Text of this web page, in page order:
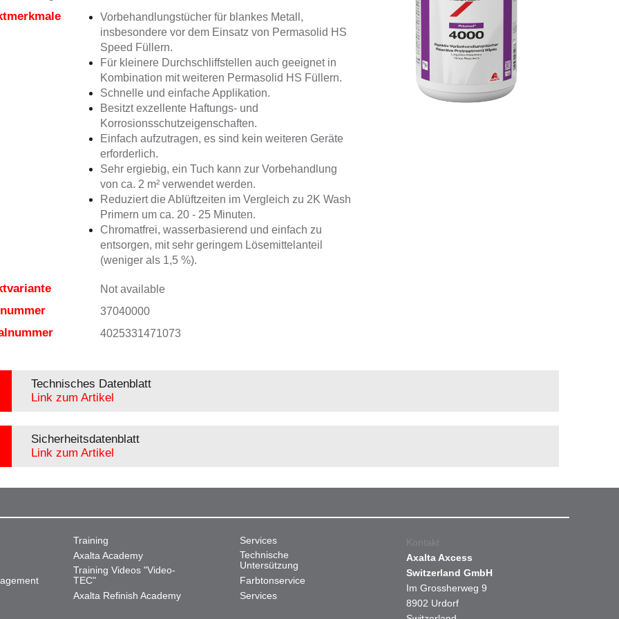
Vorbehandlungstücher für blankes Metall,
insbesondere vor dem Einsatz von Permasolid HS
Speed Füllern.
Für kleinere Durchschliffstellen auch geeignet in
Kombination mit weiteren Permasolid HS Füllern.
Schnelle und einfache Applikation.
Besitzt exzellente Haftungs- und
Korrosionsschutzeigenschaften.
Einfach aufzutragen, es sind kein weiteren Geräte
erforderlich.
Sehr ergiebig, ein Tuch kann zur Vorbehandlung
von ca. 2 m² verwendet werden.
Reduziert die Ablüftzeiten im Vergleich zu 2K Wash
Primern um ca. 20 - 25 Minuten.
Chromatfrei, wasserbasierend und einfach zu
entsorgen, mit sehr geringem Lösemittelanteil
(weniger als 1,5 %).
Not available
37040000
4025331471073
Technisches Datenblatt
Link zum Artikel
Sicherheitsdatenblatt
Link zum Artikel
Training
Axalta Academy
Training Videos "Video-
TEC"
Axalta Refinish Academy
Services
Technische
Untersützung
Farbtonservice
Services
Kontakt
Axalta Axcess
Switzerland GmbH
Im Grossherweg 9
8902 Urdorf